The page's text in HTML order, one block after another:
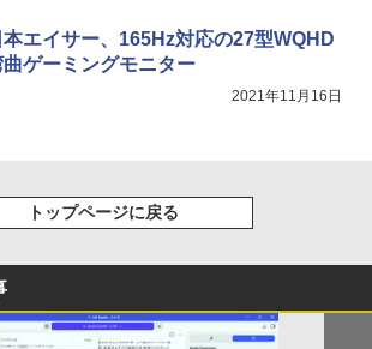
本エイサー、165Hz対応の27型WQHD
曲ゲーミングモニター
2021年11月16日
トップページに戻る